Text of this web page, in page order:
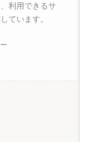
利用できるサ
ています。